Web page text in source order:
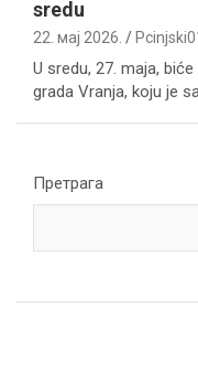
sredu
22. мај 2026.
U sredu, 27. maja,
grada Vranja, koju je
Претрага